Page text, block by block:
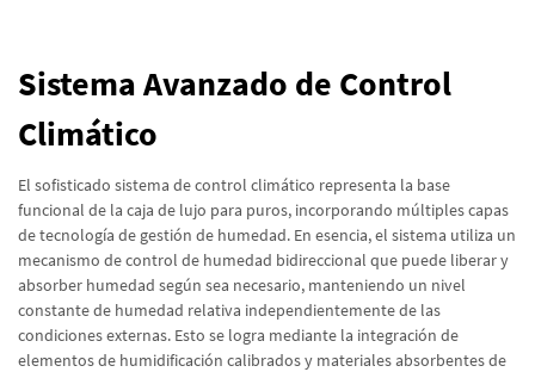
Sistema Avanzado de Control
Climático
El sofisticado sistema de control climático representa la base
funcional de la caja de lujo para puros, incorporando múltiples capas
de tecnología de gestión de humedad. En esencia, el sistema utiliza un
mecanismo de control de humedad bidireccional que puede liberar y
absorber humedad según sea necesario, manteniendo un nivel
constante de humedad relativa independientemente de las
condiciones externas. Esto se logra mediante la integración de
elementos de humidificación calibrados y materiales absorbentes de